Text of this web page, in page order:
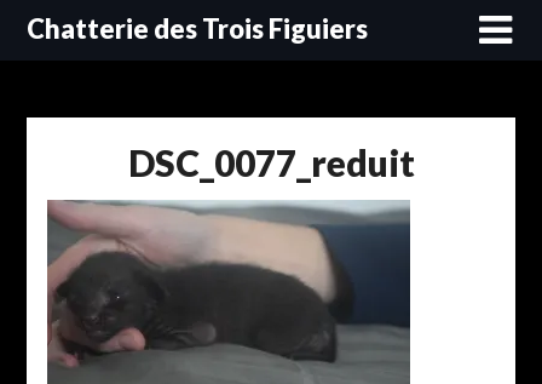
SkipChatterie des Trois Figuiers
DSC_0077_reduit